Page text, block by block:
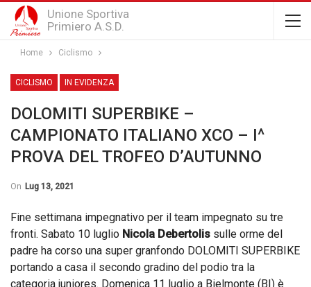
Unione Sportiva
Primiero A.S.D.
Home Ciclismo
CICLISMO IN EVIDENZA
DOLOMITI SUPERBIKE –
CAMPIONATO ITALIANO XCO – I^
PROVA DEL TROFEO D’AUTUNNO
On Lug 13, 2021
Fine settimana impegnativo per il team impegnato su tre
fronti. Sabato 10 luglio Nicola Debertolis sulle orme del
padre ha corso una super granfondo DOLOMITI SUPERBIKE
portando a casa il secondo gradino del podio tra la
categoria juniores. Domenica 11 luglio a Bielmonte (BI) è